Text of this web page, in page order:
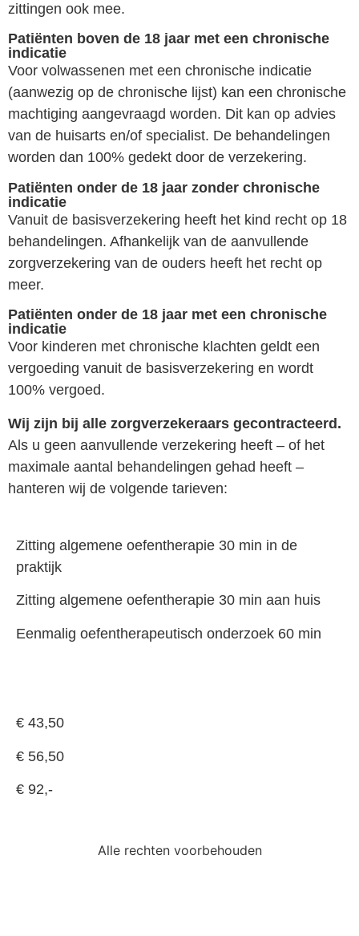
zittingen ook mee.
Patiënten boven de 18 jaar met een chronische
indicatie
Voor volwassenen met een chronische indicatie
(aanwezig op de chronische lijst) kan een chronische
machtiging aangevraagd worden. Dit kan op advies
van de huisarts en/of specialist. De behandelingen
worden dan 100% gedekt door de verzekering.
Patiënten onder de 18 jaar zonder chronische
indicatie
Vanuit de basisverzekering heeft het kind recht op 18
behandelingen. Afhankelijk van de aanvullende
zorgverzekering van de ouders heeft het recht op
meer.
Patiënten onder de 18 jaar met een chronische
indicatie
Voor kinderen met chronische klachten geldt een
vergoeding vanuit de basisverzekering en wordt
100% vergoed.
Wij zijn bij alle zorgverzekeraars gecontracteerd.
Als u geen aanvullende verzekering heeft – of het
maximale aantal behandelingen gehad heeft –
hanteren wij de volgende tarieven:
Zitting algemene oefentherapie 30 min in de
praktijk
Zitting algemene oefentherapie 30 min aan huis
Eenmalig oefentherapeutisch onderzoek 60 min
€ 43,50
€ 56,50
€ 92,-
Alle rechten voorbehouden